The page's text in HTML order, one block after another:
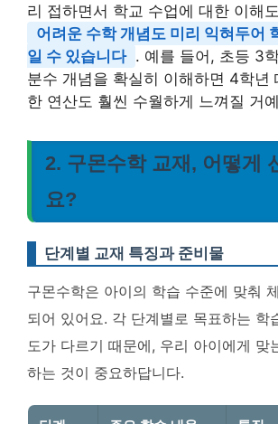
리 접하면서 학교 수업에 대한 이해
어려운 수학 개념도 미리 익혀두어
일 수 있습니다 . 예를 들어, 초등 3
분수 개념을 확실히 이해하면 4학년
한 연산도 훨씬 수월하게 느껴질 거
2. 구몬수학 교재, 어떻게
요?
단계별 교재 특징과 준비물
구몬수학은 아이의 학습 수준에 맞춰
되어 있어요. 각 단계별로 목표하는 학
도가 다르기 때문에, 우리 아이에게 맞
하는 것이 중요하답니다.